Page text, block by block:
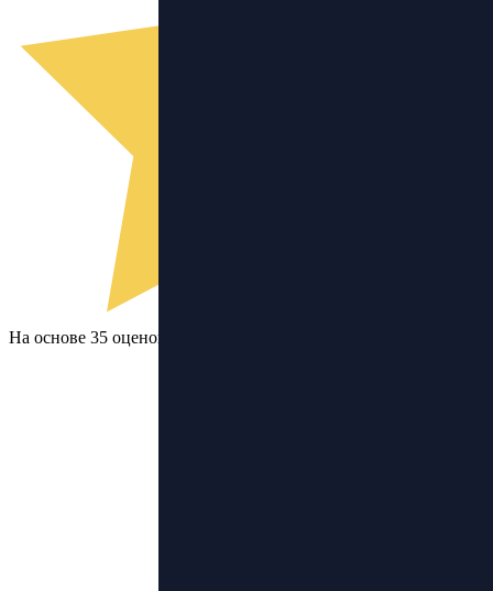
На основе 35 оценок